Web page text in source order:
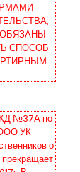
СПОСОБ
№37А по
ООО УК
о
прекращает